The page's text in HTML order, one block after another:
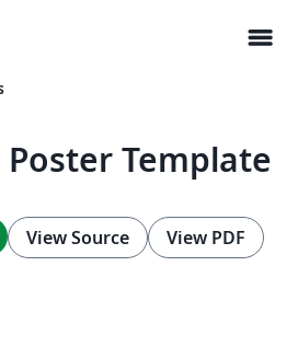
menu
Template
View Source View PDF